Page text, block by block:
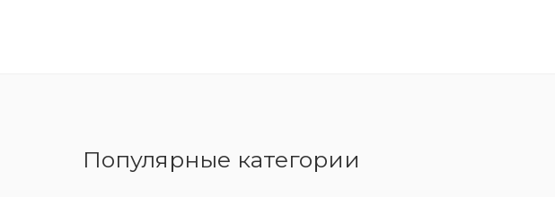
Популярные категории